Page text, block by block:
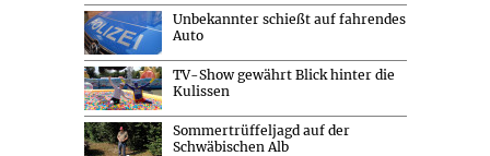
Unbekannter schießt auf fahrendes
Auto
TV-Show gewährt Blick hinter die
Kulissen
Sommertrüffeljagd auf der
Schwäbischen Alb